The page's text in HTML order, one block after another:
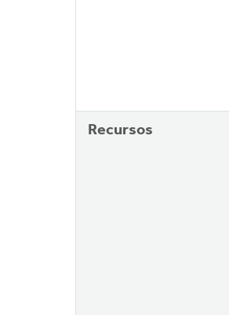
Recursos